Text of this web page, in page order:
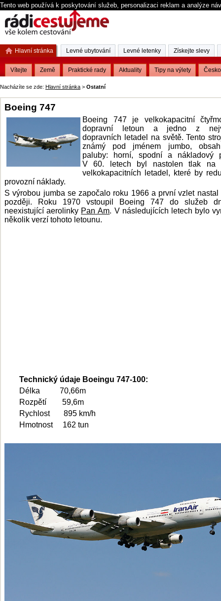
Tento web používá k poskytování služeb, personalizaci reklam a analýze
Nacházíte se zde: Hlavní stránka > Ostatní
Boeing 747
Boeing 747 je velkokapacitní
dopravní letoun a jedno z
dopravních letadel na světě. Tento
známý pod jménem jumbo,
paluby: horní, spodní a nákladový
V 60. letech byl nastolen tlak na
velkokapacitních letadel, které by
provozní náklady.
S výrobou jumba se započalo roku 1966 a první vzlet nastal
později. Roku 1970 vstoupil Boeing 747 do služeb
neexistující aerolinky Pan Am. V následujících letech bylo
několik verzí tohoto letounu.
Technický údaje Boeingu 747-100:
Délka 70,66m
Rozpětí 59,6m
Rychlost 895 km/h
Hmotnost 162 tun
Hlavní stránka
Vítejte Země Praktické rady Aktuality Tipy na výlety Česko
Levné ubytování Levné letenky Získejte slevy